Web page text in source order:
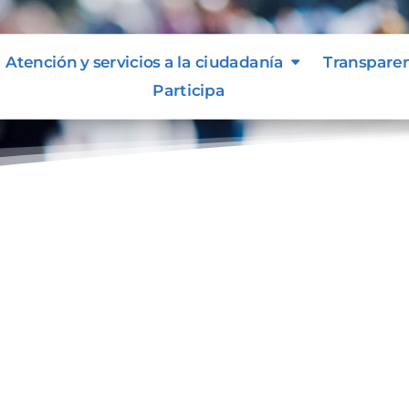
Atención y servicios a la ciudadanía
Participa